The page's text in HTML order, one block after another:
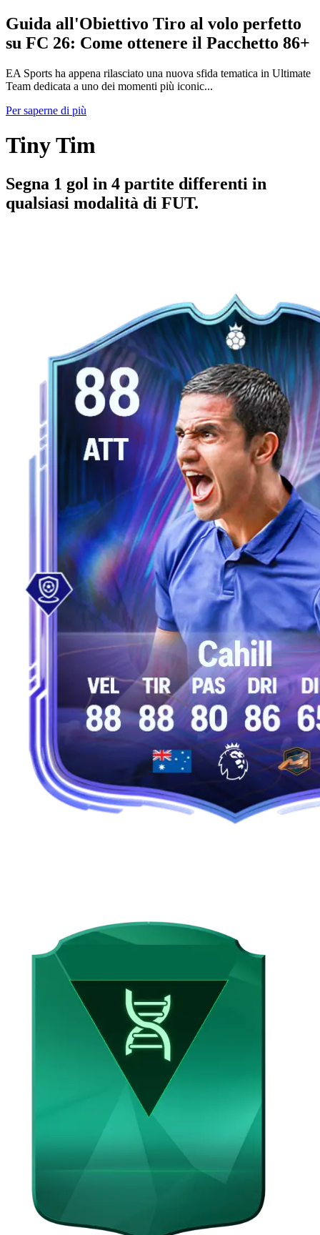
Guida all'Obiettivo Tiro al volo perfetto
su FC 26: Come ottenere il Pacchetto 86+
EA Sports ha appena rilasciato una nuova sfida tematica in Ultimate
Team dedicata a uno dei momenti più iconic...
Per saperne di più
Tiny Tim
Segna 1 gol in 4 partite differenti in
qualsiasi modalità di FUT.